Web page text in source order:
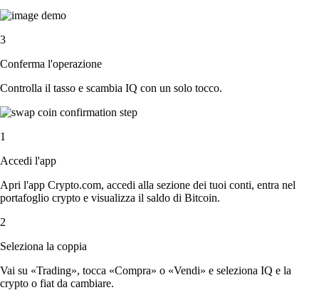
3
Conferma l'operazione
Controlla il tasso e scambia IQ con un solo tocco.
1
Accedi l'app
Apri l'app Crypto.com, accedi alla sezione dei tuoi conti, entra nel
portafoglio crypto e visualizza il saldo di Bitcoin.
2
Seleziona la coppia
Vai su «Trading», tocca «Compra» o «Vendi» e seleziona IQ e la
crypto o fiat da cambiare.